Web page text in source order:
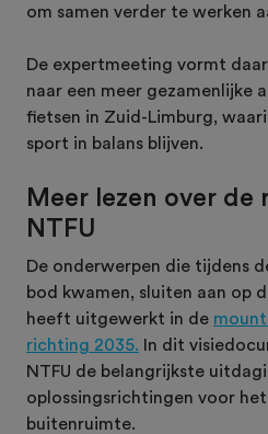
om samen verder te werken
De expertmeeting vormt
naar een meer gezamenlijke
fietsen in Zuid-Limburg,
sport in balans blijven.
Meer lezen over de
NTFU
De onderwerpen die tijdens
bod kwamen, sluiten aan op
heeft uitgewerkt in de
richting 2035. In dit
NTFU de belangrijkste
oplossingsrichtingen voor
buitenruimte.